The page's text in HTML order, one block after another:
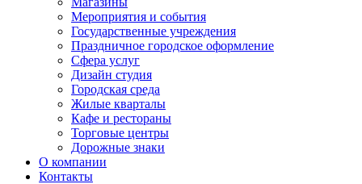
Мероприятия и события
Государственные учреждения
Праздничное городское оформление
Сфера услуг
Дизайн студия
Городская среда
Жилые кварталы
Кафе и рестораны
Торговые центры
Дорожные знаки
О компании
Контакты